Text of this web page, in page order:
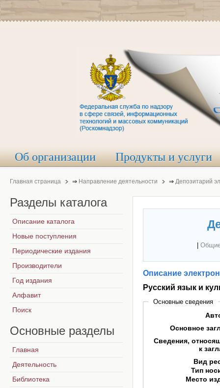
Об организации Продукты и услуги
Главная страница ⇒ Направление деятельности ⇒ Депозитарий
Описание
Русский язык и
Основные сведения
Основное
Сведения,
к
Вид
Тип
Место
Разделы каталога
Описание каталога
Новые поступления
Периодические издания
Производители
Год издания
Алфавит
Поиск
Основные разделы
Главная
Деятельность
Библиотека